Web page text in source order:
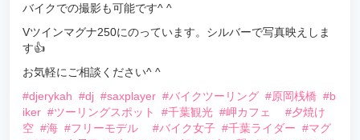
バイクでの撮影も可能です^ ^
Vツインマグナ250にのっています。シルバーで写真映えしま
す👍
お気軽にご相談ください^ ^
#djerykah #dj #saxplayer #バイクツーリング #原岡桟橋 #b
iker #ツーリングスポット #千葉観光 #岬カフェ
#夕焼け
空 #海 #フリーモデル #バイク女子 #千葉ライダー #マグ